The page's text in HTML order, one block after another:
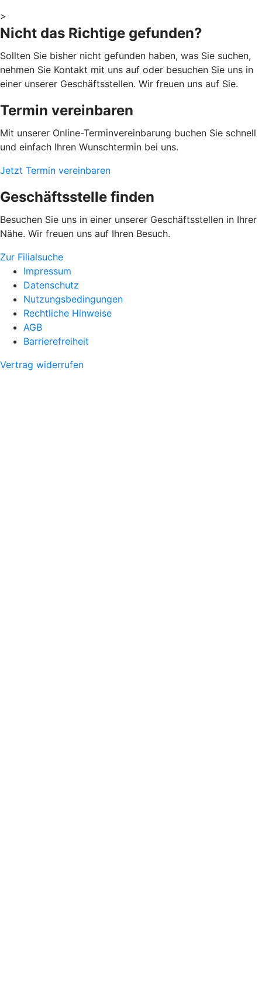
>
Nicht das Richtige gefunden?
Sollten Sie bisher nicht gefunden haben, was Sie suchen,
nehmen Sie Kontakt mit uns auf oder besuchen Sie uns in
einer unserer Geschäftsstellen. Wir freuen uns auf Sie.
Termin vereinbaren
Mit unserer Online-Terminvereinbarung buchen Sie schnell
und einfach Ihren Wunschtermin bei uns.
Jetzt Termin vereinbaren
Geschäftsstelle finden
Besuchen Sie uns in einer unserer Geschäftsstellen in Ihrer
Nähe. Wir freuen uns auf Ihren Besuch.
Zur Filialsuche
Impressum
Datenschutz
Nutzungsbedingungen
Rechtliche Hinweise
AGB
Barrierefreiheit
Vertrag widerrufen